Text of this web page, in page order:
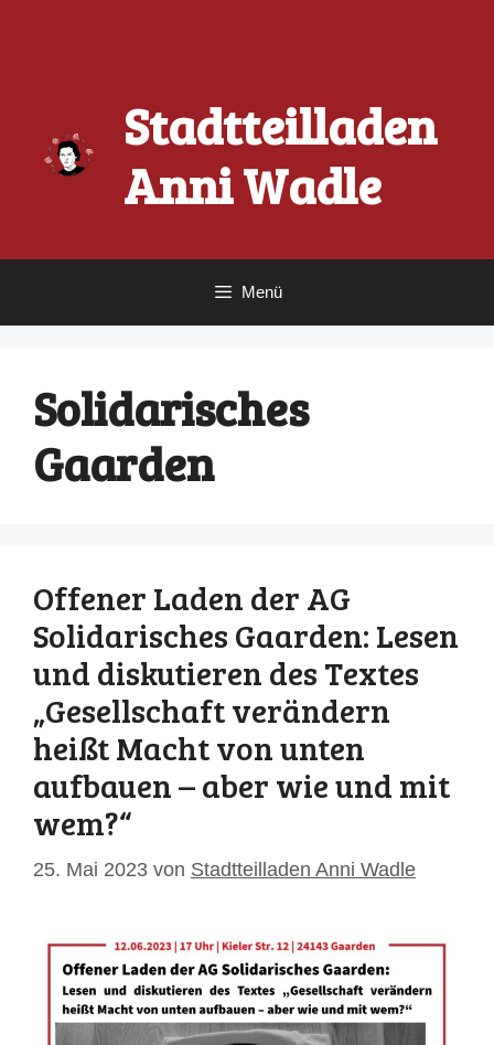
Stadtteilladen
Anni Wadle
Menü
Solidarisches
Gaarden
Offener Laden der AG
Solidarisches Gaarden: Lesen
und diskutieren des Textes
„Gesellschaft verändern
heißt Macht von unten
aufbauen – aber wie und mit
wem?“
25. Mai 2023 von Stadtteilladen Anni Wadle